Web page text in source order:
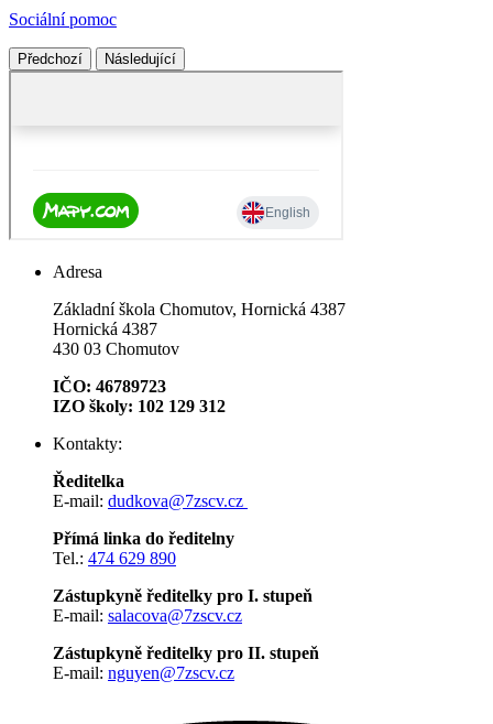
Sociální pomoc
Předchozí Následující
Adresa
Základní škola Chomutov, Hornická 4387
Hornická 4387
430 03 Chomutov
IČO: 46789723
IZO školy: 102 129 312
Kontakty:
Ředitelka
E-mail: dudkova@7zscv.cz
Přímá linka do ředitelny
Tel.: 474 629 890
Zástupkyně ředitelky pro I. stupeň
E-mail: salacova@7zscv.cz
Zástupkyně ředitelky pro II. stupeň
E-mail: nguyen@7zscv.cz